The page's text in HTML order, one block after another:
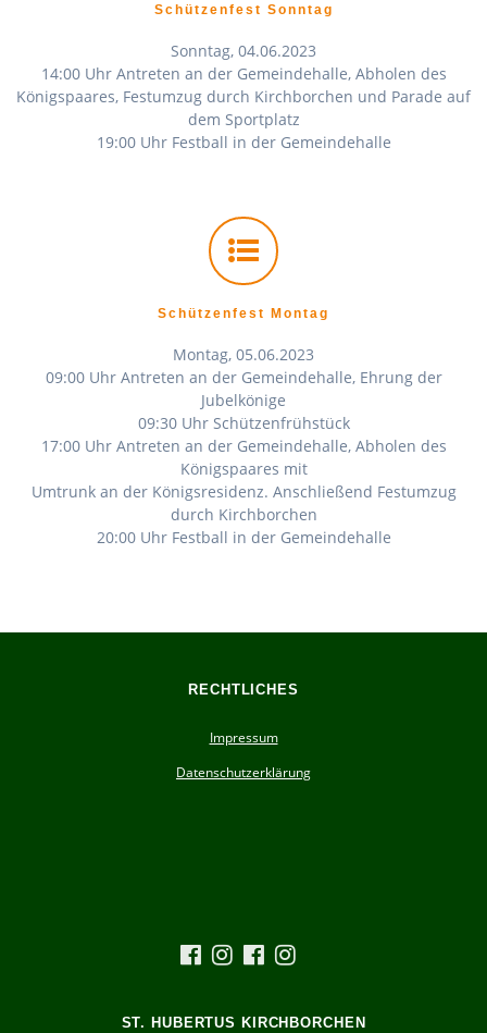
Schützenfest Sonntag
Sonntag, 04.06.2023
14:00 Uhr Antreten an der Gemeindehalle, Abholen des
Königspaares, Festumzug durch Kirchborchen und Parade auf
dem Sportplatz
19:00 Uhr Festball in der Gemeindehalle
Schützenfest Montag
Montag, 05.06.2023
09:00 Uhr Antreten an der Gemeindehalle, Ehrung der
Jubelkönige
09:30 Uhr Schützenfrühstück
17:00 Uhr Antreten an der Gemeindehalle, Abholen des
Königspaares mit
Umtrunk an der Königsresidenz. Anschließend Festumzug
durch Kirchborchen
20:00 Uhr Festball in der Gemeindehalle
ST. HUBERTUS KIRCHBORCHEN
RECHTLICHES
Impressum
Datenschutzerklärung